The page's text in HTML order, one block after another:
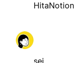
HitaNotion
sej